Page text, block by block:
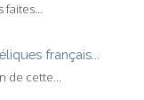
faites...
français...
de cette...